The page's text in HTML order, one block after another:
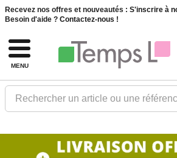
Recevez nos offres et nouveautés : S'inscrire à
Besoin d'aide ? Contactez-nous !
MENU
Rechercher un article ou une